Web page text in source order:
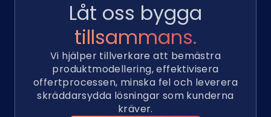
Låt oss bygga
tillsammans.
Vi hjälper tillverkare att bemästra
produktmodellering, effektivisera
offertprocessen, minska fel och leverera
skräddarsydda lösningar som kunderna
kräver.